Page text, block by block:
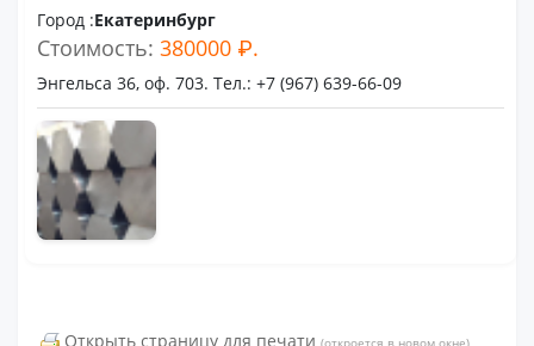
Город :Екатеринбург
Стоимость:380000 ₽.
Энгельса 36, оф. 703. Тел.: +7 (967) 639-66-09
Открыть страницу для печати (откроется в новом окне)